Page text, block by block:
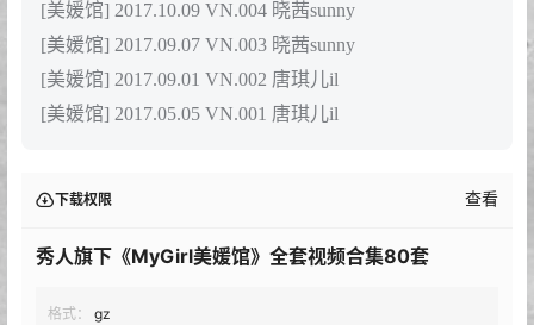
[美媛馆] 2017.10.09 VN.004 晓茜sunny
[美媛馆] 2017.09.07 VN.003 晓茜sunny
[美媛馆] 2017.09.01 VN.002 唐琪儿il
[美媛馆] 2017.05.05 VN.001 唐琪儿il
下载权限 查看
秀人旗下《MyGirl美媛馆》全套视频合集80套
格式：
gz